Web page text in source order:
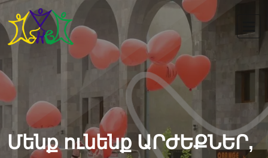
Մենք ունենք ԱՐԺԵՔՆԵՐ,